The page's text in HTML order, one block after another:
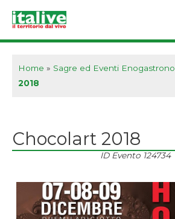
Home » Sagre ed Eventi
2018
Chocolart 2018
ID Evento 124734